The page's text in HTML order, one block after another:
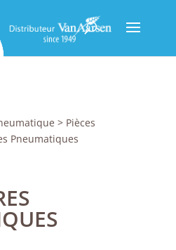
> Pièces
Pneumatiques